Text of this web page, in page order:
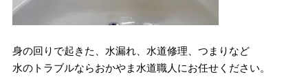
身の回りで起きた、水漏れ、水道修理、つまりなど
水のトラブルならおかやま水道職人にお任せください。